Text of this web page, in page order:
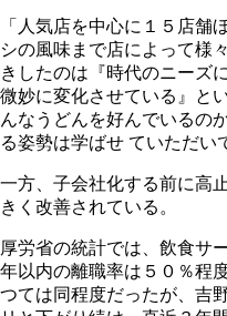
「人気店を中心に１５店舗
シの風味まで店によって様
きしたのは『時代のニーズ
微妙に変化させている』と
んなうどんを好んでいるの
る姿勢は学ばせ ていただい
一方、子会社化する前に高
きく改善されている。
厚労省の統計では、飲食サ
年以内の離職率は５０％程
つては同程度だったが、吉